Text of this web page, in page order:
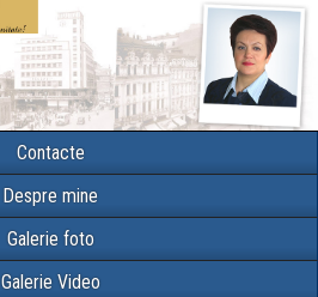
Contacte
Despre mine
Galerie foto
Galerie Video